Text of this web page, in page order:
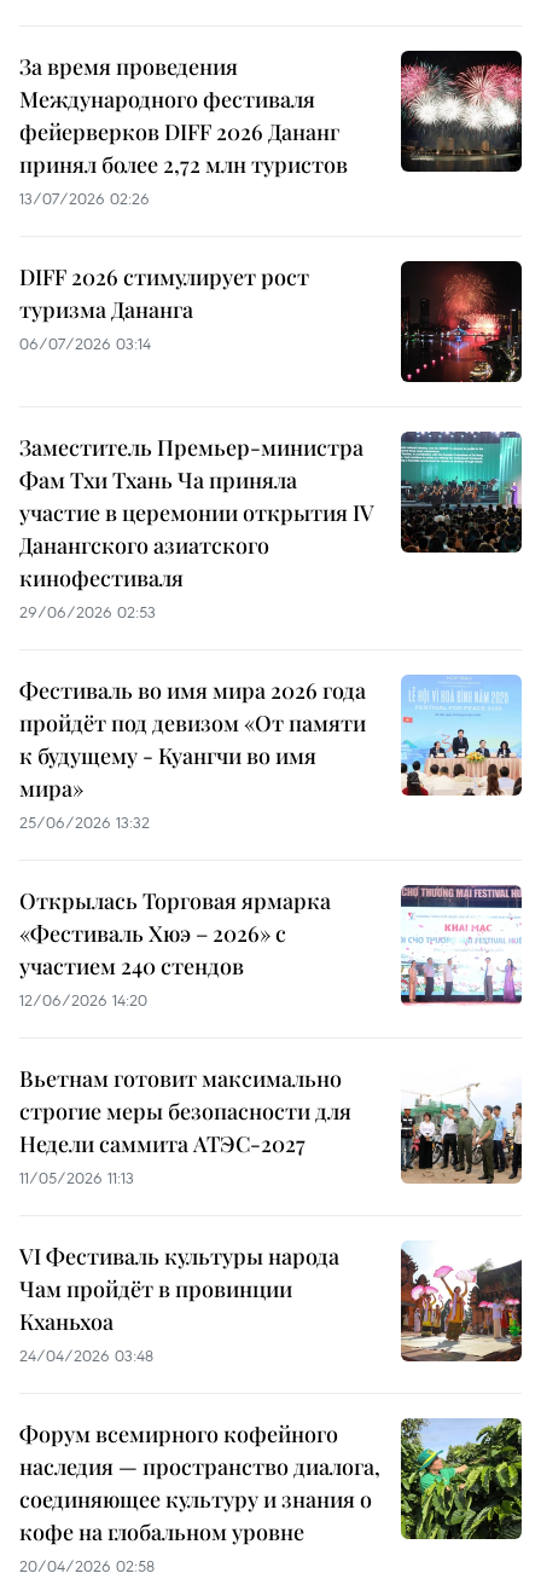
За время проведения
Международного фестиваля
фейерверков DIFF 2026 Дананг
принял более 2,72 млн туристов
13/07/2026 02:26
DIFF 2026 стимулирует рост
туризма Дананга
06/07/2026 03:14
Заместитель Премьер-министра
Фам Тхи Тхань Ча приняла
участие в церемонии открытия IV
Данангского азиатского
кинофестиваля
29/06/2026 02:53
Фестиваль во имя мира 2026 года
пройдёт под девизом «От памяти
к будущему - Куангчи во имя
мира»
25/06/2026 13:32
Открылась Торговая ярмарка
«Фестиваль Хюэ – 2026» с
участием 240 стендов
12/06/2026 14:20
Вьетнам готовит максимально
строгие меры безопасности для
Недели саммита АТЭС-2027
11/05/2026 11:13
VI Фестиваль культуры народа
Чам пройдёт в провинции
Кханьхоа
24/04/2026 03:48
Форум всемирного кофейного
наследия — пространство диалога,
соединяющее культуру и знания о
кофе на глобальном уровне
20/04/2026 02:58